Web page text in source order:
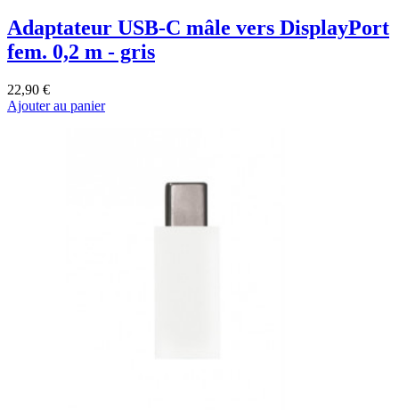
Adaptateur USB-C mâle vers DisplayPort
fem. 0,2 m - gris
22,90 €
Ajouter au panier